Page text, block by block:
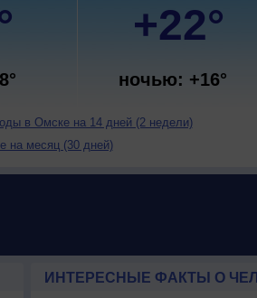
+22°
ночью: +16°
в Омске на 14 дней (2 недели)
на месяц (30 дней)
ИНТЕРЕСНЫЕ ФАКТЫ О